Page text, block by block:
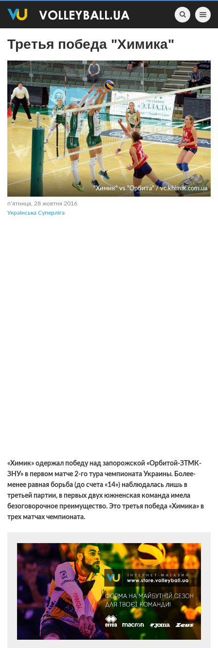
Toggle
Третья победа "Химика"
"Химик" vs "Орбита" / vc.khimik.com.ua
пʼятниця, 28 жовтня 2016
Українська Суперліга
«Химик» одержал победу над запорожской «Орбитой-ЗТМК-
ЗНУ» в первом матче 2-го тура чемпионата Украины. Более-
менее равная борьба (до счета «14») наблюдалась лишь в
третьей партии, в первых двух южненская команда имела
безоговорочное преимущество. Это третья победа «Химика» в
трех матчах чемпионата.